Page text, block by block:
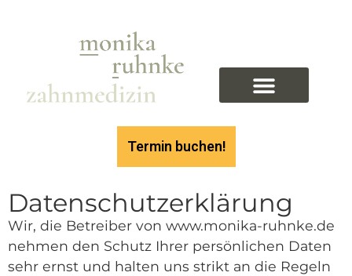
Termin buchen!
Datenschutzerklärung
Wir, die Betreiber von www.monika-ruhnke.de
nehmen den Schutz Ihrer persönlichen Daten
sehr ernst und halten uns strikt an die Regeln